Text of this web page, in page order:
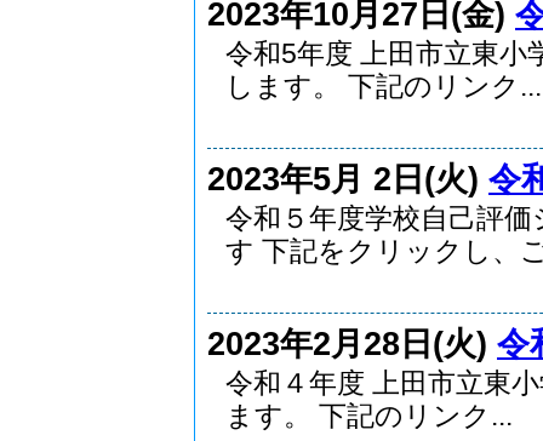
2023年10月27日(金)
令和5年度 上田市立東小
します。 下記のリンク...
2023年5月 2日(火) 令
令和５年度学校自己評
す 下記をクリックし、
2023年2月28日(火) 令
令和４年度 上田市立東
ます。 下記のリンク...